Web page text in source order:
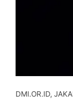
DMI.OR.ID,